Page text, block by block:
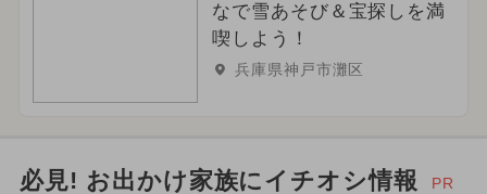
なで雪あそび＆宝探しを満
喫しよう！
兵庫県神戸市灘区
必見! お出かけ家族にイチオシ情報 PR